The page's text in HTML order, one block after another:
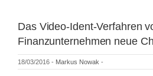
Das Video-Ident-Verfahren
Finanzunternehmen neue
18/03/2016 - Markus Nowak -